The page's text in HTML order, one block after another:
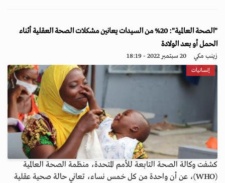
"الصحة العالمية": 20% من السيدات يعانين مشكلات الصحة العقلية أثناء
الحمل أو بعد الولادة
زينب مكي 20 سبتمبر 2022 - 18:19
إنسانيات
كشفت وكالة الصحة التابعة للأمم المتحدة، منظمة الصحة العالمية
(WHO)، عن أن واحدة من كل خمس نساء، تعاني حالة صحية عقلية